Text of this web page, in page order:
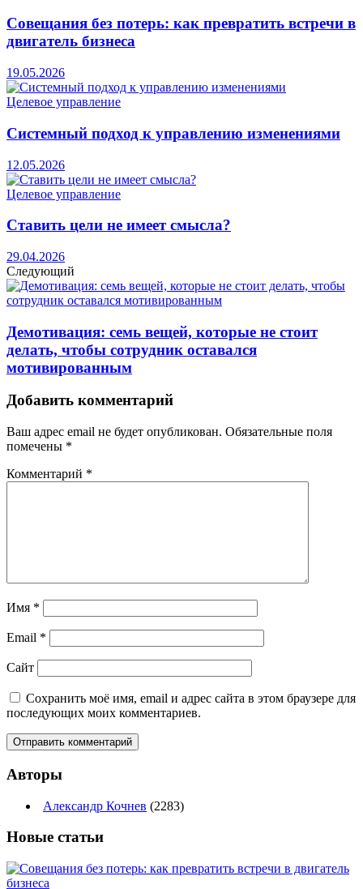
Совещания без потерь: как превратить встречи в
двигатель бизнеса
19.05.2026
Целевое управление
Системный подход к управлению изменениями
12.05.2026
Целевое управление
Ставить цели не имеет смысла?
29.04.2026
Следующий
Демотивация: семь вещей, которые не стоит
делать, чтобы сотрудник оставался
мотивированным
Добавить комментарий
Ваш адрес email не будет опубликован. Обязательные поля
помечены *
Комментарий *
Имя *
Email *
Сайт
Сохранить моё имя, email и адрес сайта в этом браузере для
последующих моих комментариев.
Авторы
Александр Кочнев (2283)
Новые статьи